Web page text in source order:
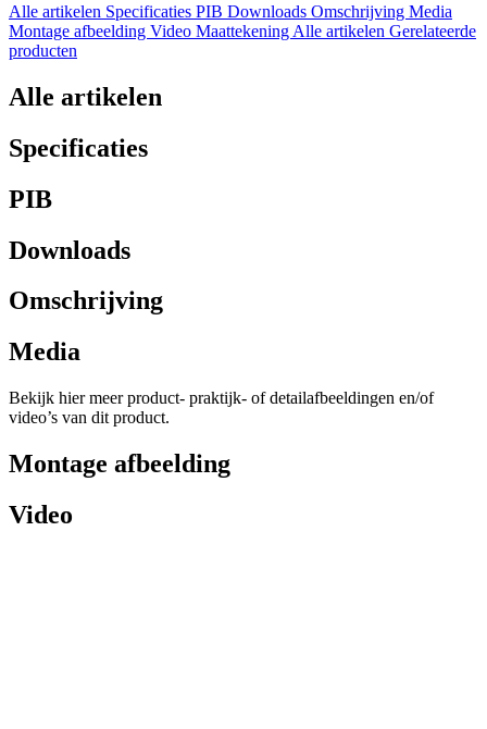
Alle artikelen Specificaties PIB Downloads Omschrijving Media
Montage afbeelding Video Maattekening Alle artikelen Gerelateerde
producten
Alle artikelen
Specificaties
PIB
Downloads
Omschrijving
Media
Bekijk hier meer product- praktijk- of detailafbeeldingen en/of
video’s van dit product.
Montage afbeelding
Video